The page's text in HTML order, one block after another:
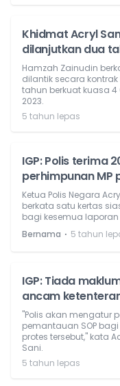
Khidmat Acryl
dilanjutkan dua
Hamzah Zainudin
dilantik secara
tahun berkuat kuasa 4
2023.
5 tahun lepas
IGP: Polis terima
perhimpunan MP
Ketua Polis Negara
berkata satu kertas
bagi kesemua
Bernama ⋅ 5 tahun
IGP: Tiada
ancam
"Polis akan mengatur
pemantauan SOP
protes tersebut," kata
Sani.
5 tahun lepas